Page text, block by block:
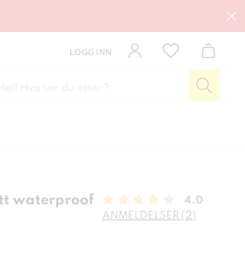
LOGG INN
waterproof
4.0
ANMELDELSER (2)